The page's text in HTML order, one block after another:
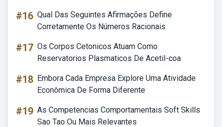
#16 Qual Das Seguintes Afirmações Define
Corretamente Os Números Racionais
#17 Os Corpos Cetonicos Atuam Como
Reservatorios Plasmaticos De Acetil-coa
#18 Embora Cada Empresa Explore Uma Atividade
Econômica De Forma Diferente
#19 As Competencias Comportamentais Soft Skills
Sao Tao Ou Mais Relevantes